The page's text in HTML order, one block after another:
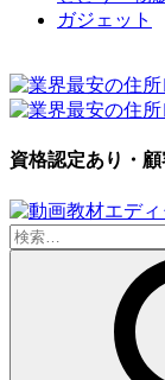
ガジェット
資格認定あり・
検
索: